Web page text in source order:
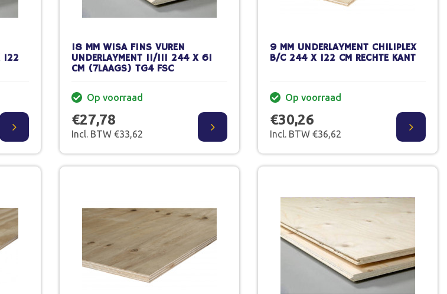
122
18 MM WISA FINS VUREN
UNDERLAYMENT II/III 244 X 61
CM (7LAAGS) TG4 FSC
Op voorraad
€27,78
Incl. BTW €33,62
9 MM UNDERLAYMENT CHILIPLEX
B/C 244 X 122 CM RECHTE KANT
Op voorraad
€30,26
Incl. BTW €36,62